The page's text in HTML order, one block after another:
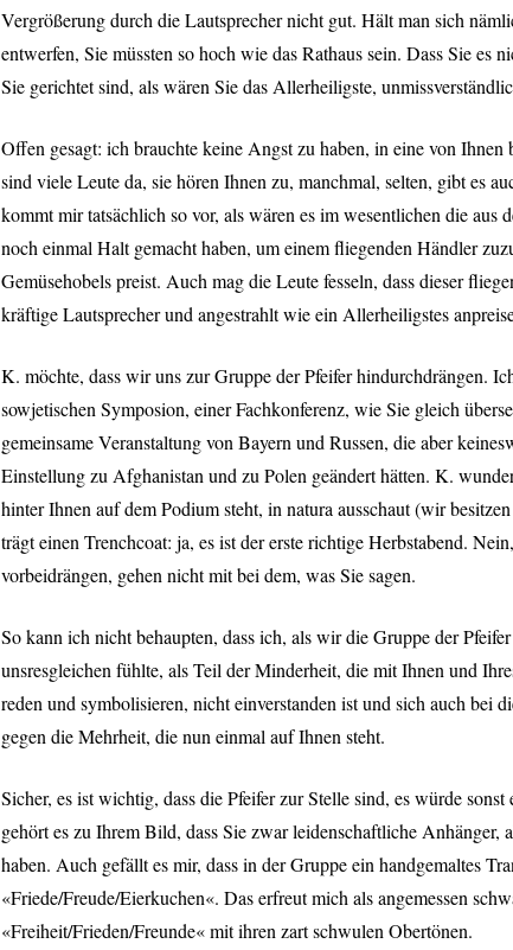
Vergrößerung durch die Lautsprecher nicht gut. Hält man sich
entwerfen, Sie müssten so hoch wie das Rathaus sein. Dass Sie es
Sie gerichtet sind, als wären Sie das Allerheiligste,
Offen gesagt: ich brauchte keine Angst zu haben, in eine von Ihnen
sind viele Leute da, sie hören Ihnen zu, manchmal, selten, gibt es
kommt mir tatsächlich so vor, als wären es im wesentlichen die aus
noch einmal Halt gemacht haben, um einem fliegenden Händler
Gemüsehobels preist. Auch mag die Leute fesseln, dass dieser
kräftige Lautsprecher und angestrahlt wie ein Allerheiligstes
K. möchte, dass wir uns zur Gruppe der Pfeifer hindurchdrängen.
sowjetischen Symposion, einer Fachkonferenz, wie Sie gleich
gemeinsame Veranstaltung von Bayern und Russen, die aber
Einstellung zu Afghanistan und zu Polen geändert hätten. K.
hinter Ihnen auf dem Podium steht, in natura ausschaut (wir
trägt einen Trenchcoat: ja, es ist der erste richtige Herbstabend.
vorbeidrängen, gehen nicht mit bei dem, was Sie sagen.
So kann ich nicht behaupten, dass ich, als wir die Gruppe der
unsresgleichen fühlte, als Teil der Minderheit, die mit Ihnen und
reden und symbolisieren, nicht einverstanden ist und sich auch bei
gegen die Mehrheit, die nun einmal auf Ihnen steht.
Sicher, es ist wichtig, dass die Pfeifer zur Stelle sind, es würde
gehört es zu Ihrem Bild, dass Sie zwar leidenschaftliche Anhänger,
haben. Auch gefällt es mir, dass in der Gruppe ein handgemaltes
«Friede/Freude/Eierkuchen«. Das erfreut mich als angemessen
«Freiheit/Frieden/Freunde« mit ihren zart schwulen Obertönen.